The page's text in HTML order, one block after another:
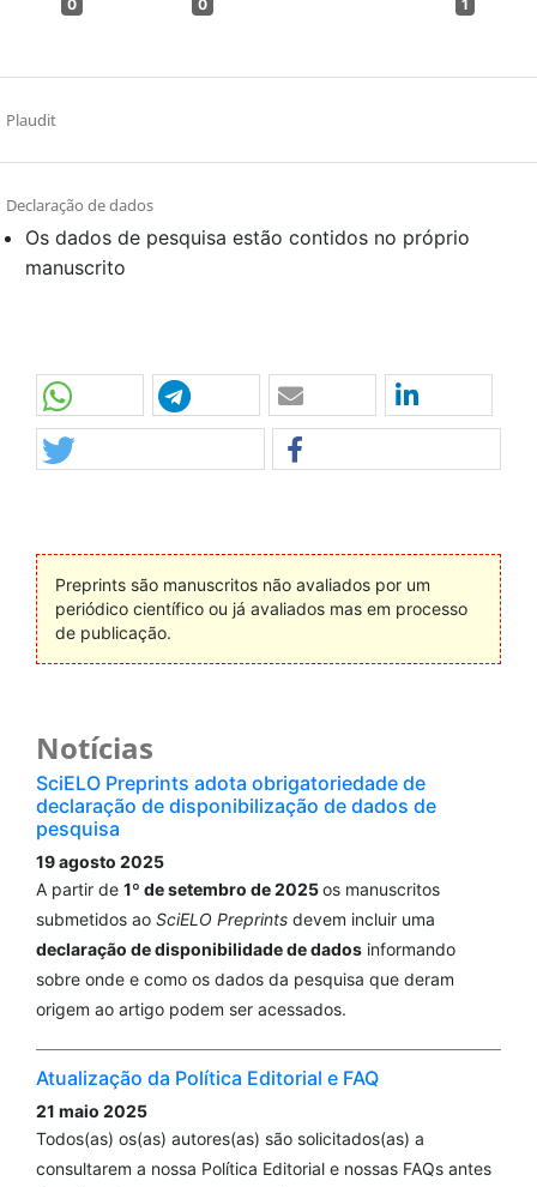
0 0 1
Plaudit
Declaração de dados
Os dados de pesquisa estão contidos no próprio
manuscrito
Preprints são manuscritos não avaliados por um
periódico científico ou já avaliados mas em processo
de publicação.
Notícias
SciELO Preprints adota obrigatoriedade de
declaração de disponibilização de dados de
pesquisa
19 agosto 2025
A partir de 1º de setembro de 2025os manuscritos
submetidos ao SciELO Preprints devem incluir uma
declaração de disponibilidade de dados informando
sobre onde e como os dados da pesquisa que deram
origem ao artigo podem ser acessados.
Atualização da Política Editorial e FAQ
21 maio 2025
Todos(as) os(as) autores(as) são solicitados(as) a
consultarem a nossa Política Editorial e nossas FAQs antes